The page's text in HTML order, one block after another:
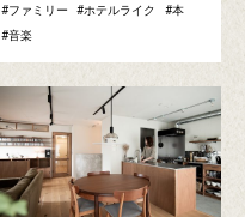
ファミリー ホテルライク
本
音楽